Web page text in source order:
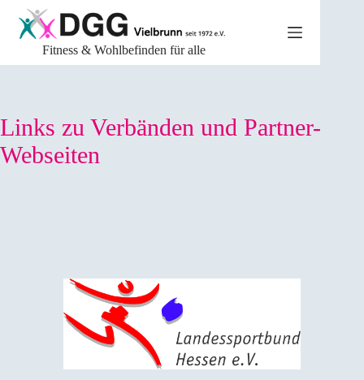
Inhalt
springen
Fitness & Wohlbefinden für alle
Links zu Verbänden und Partner-
Webseiten